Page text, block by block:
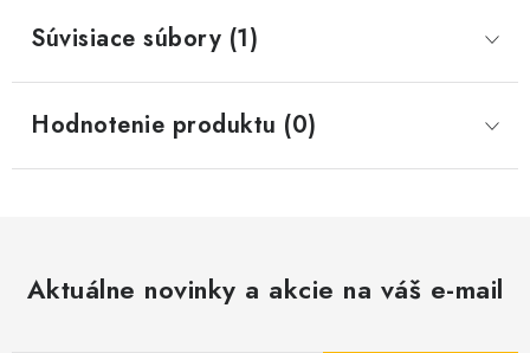
Súvisiace súbory (1)
Hodnotenie produktu (0)
Aktuálne novinky a akcie na váš e-mail